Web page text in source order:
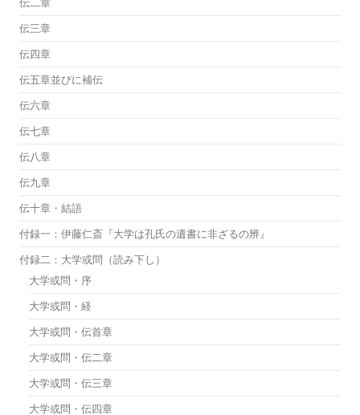
伝二章
伝三章
伝四章
伝五章並びに補伝
伝六章
伝七章
伝八章
伝九章
伝十章・結語
付録一：伊藤仁斎『大学は孔氏の遺書に非ざるの辨』
付録二：大学或問（読み下し）
大学或問・序
大学或問・経
大学或問・伝首章
大学或問・伝二章
大学或問・伝三章
大学或問・伝四章